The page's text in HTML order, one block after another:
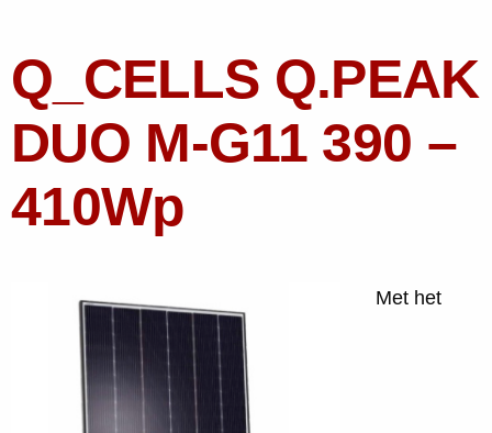
Q_CELLS Q.PEAK
DUO M-G11 390 –
410Wp
Met het